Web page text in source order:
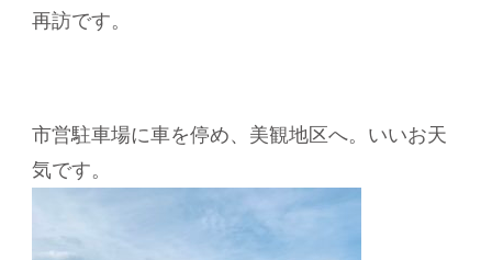
再訪です。
市営駐車場に車を停め、美観地区へ。いいお天
気です。